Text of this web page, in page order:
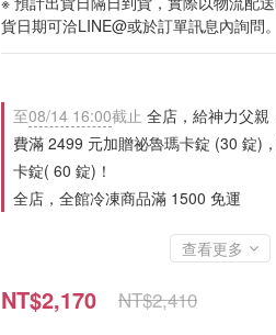
貨日期可洽LINE@或於訂單訊息內詢問。
至08/14 16:00截止 全店，給神力父親
費滿 2499 元加贈祕魯瑪卡錠 (30 錠)
卡錠( 60 錠)！
全店，全館冷凍商品滿 1500 免運
查看更多
NT$2,170 NT$2,410